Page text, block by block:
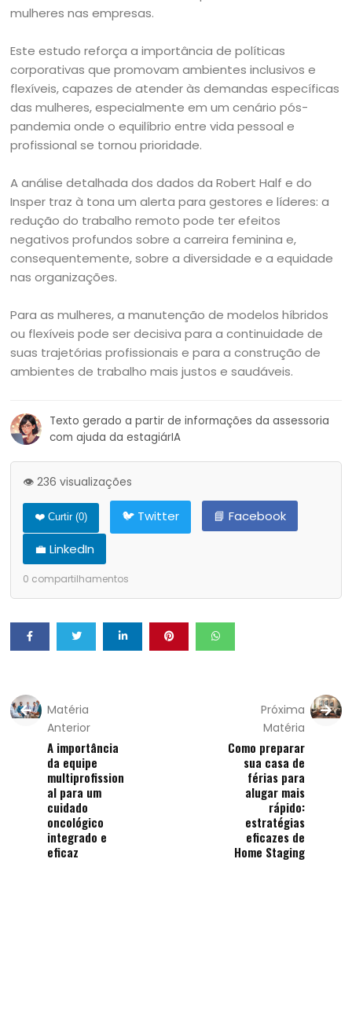
mulheres nas empresas.
Este estudo reforça a importância de políticas
corporativas que promovam ambientes inclusivos e
flexíveis, capazes de atender às demandas específicas
das mulheres, especialmente em um cenário pós-
pandemia onde o equilíbrio entre vida pessoal e
profissional se tornou prioridade.
A análise detalhada dos dados da Robert Half e do
Insper traz à tona um alerta para gestores e líderes: a
redução do trabalho remoto pode ter efeitos
negativos profundos sobre a carreira feminina e,
consequentemente, sobre a diversidade e a equidade
nas organizações.
Para as mulheres, a manutenção de modelos híbridos
ou flexíveis pode ser decisiva para a continuidade de
suas trajetórias profissionais e para a construção de
ambientes de trabalho mais justos e saudáveis.
Texto gerado a partir de informações da assessoria
com ajuda da estagiárIA
👁️ 236 visualizações
❤️ Curtir (0) 🐦 Twitter
📘 Facebook
💼 LinkedIn
0 compartilhamentos
Matéria
Anterior
A importância
da equipe
multiprofission
al para um
cuidado
oncológico
integrado e
eficaz
Próxima
Matéria
Como preparar
sua casa de
férias para
alugar mais
rápido:
estratégias
eficazes de
Home Staging